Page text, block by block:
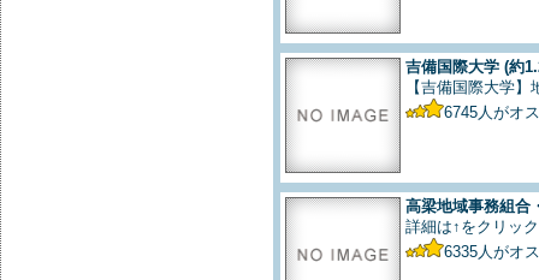
吉備国際大学 (約
【吉備国際大学
6745 人がオ
高梁地域事務組合
詳細は↑をクリック
6335 人がオ